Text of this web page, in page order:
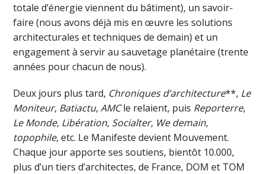
totale d’énergie viennent du bâtiment), un savoir-
faire (nous avons déjà mis en œuvre les solutions
architecturales et techniques de demain) et un
engagement à servir au sauvetage planétaire (trente
années pour chacun de nous).
Deux jours plus tard, Chroniques d’architecture**, Le
Moniteur, Batiactu,AMCle relaient, puis Reporterre,
Le Monde, Libération, Socialter, We demain,
topophile, etc. Le Manifeste devient Mouvement.
Chaque jour apporte ses soutiens, bientôt 10.000,
plus d’un tiers d’architectes, de France, DOM et TOM